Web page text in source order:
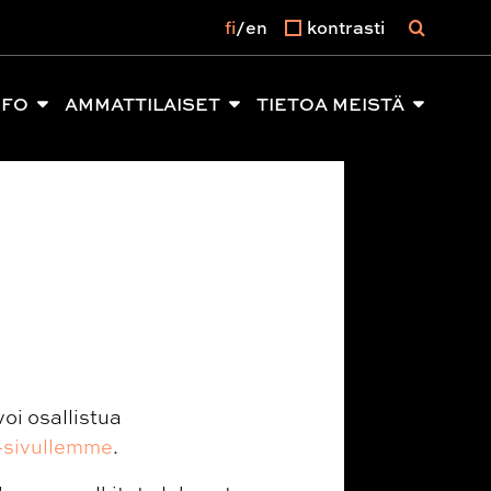
AMMATTILAISET TIETOA MEISTÄ
fi en kontrasti
osallistua
.